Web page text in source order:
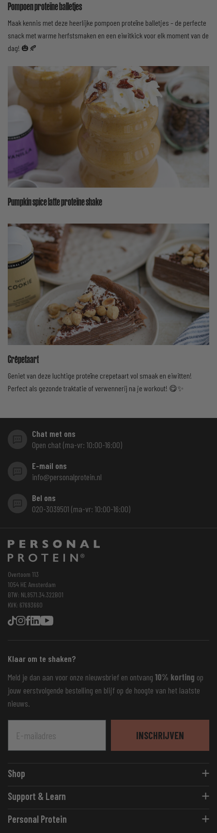
Pompoen proteïne balletjes
Maak kennis met deze heerlijke pompoen proteïne balletjes – de perfecte
snack met warme herfstsmaken en een eiwitkick voor elk moment van de
dag! 🎃🍂
Pumpkin spice latte proteïne shake
Crêpetaart
Geniet van deze luchtige proteïne crepetaart vol smaak en eiwitten!
Perfect als gezonde traktatie of verwennerij na je workout! 😋✨
Chat met ons
Open chat (ma-vr: 10:00-16:00)
E-mail ons
info@personalprotein.nl
Bel ons
020-3039501 (ma-vr: 10:00-16:00)
Overtoom 113
1054 HE Amsterdam
BTW: NL8571.34.322B01
KVK: 67693660
Shop
Eiwitshakes
Flavour Shots
Eiwitrepen
Support & Learn
Blogs
Advies
Personal Protein
Klaar om te shaken?
Meld je dan aan voor onze nieuwsbrief en ontvang 10% korting op
jouw eerstvolgende bestelling en blijf op de hoogte van het laatste
nieuws.
INSCHRIJVEN